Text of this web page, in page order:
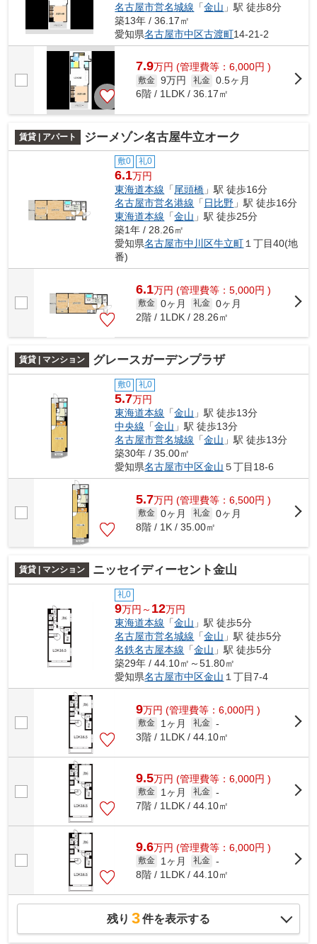
名古屋市営名城線 「金山 」駅 徒歩8分
築13年 / 36.17㎡
愛知県名古屋市中区古渡町14-21-2
7.9万円 (管理費等：6,000円 )
敷金 9万円 礼金 0.5ヶ月
6階 / 1LDK / 36.17㎡
賃貸 | アパート ジーメゾン名古屋牛立オーク
敷0 礼0
6.1万円
東海道本線 「尾頭橋 」駅 徒歩16分
名古屋市営名港線 「 日比野 」駅 徒歩16分
東海道本線 「金山 」駅 徒歩25分
築1年 / 28.26㎡
愛知県名古屋市中川区牛立町１丁目40(地
番)
6.1万円 (管理費等：5,000円 )
敷金 0ヶ月 礼金 0ヶ月
2階 / 1LDK / 28.26㎡
賃貸 | マンション グレースガーデンプラザ
敷0 礼0
5.7万円
東海道本線 「金山 」駅 徒歩13分
中央線 「金山 」駅 徒歩13分
名古屋市営名城線 「金山 」駅 徒歩13分
築30年 / 35.00㎡
愛知県名古屋市中区金山 ５丁目18-6
5.7万円 (管理費等：6,500円 )
敷金 0ヶ月 礼金 0ヶ月
8階 / 1K / 35.00㎡
賃貸 | マンション ニッセイディーセント金山
礼0
9万円～ 12万円
東海道本線 「金山 」駅 徒歩5分
名古屋市営名城線 「金山 」駅 徒歩5分
名鉄名古屋本線 「金山 」駅 徒歩5分
築29年 / 44.10㎡～51.80㎡
愛知県名古屋市中区金山 １丁目7-4
9万円 (管理費等：6,000円 )
敷金 1ヶ月 礼金 -
3階 / 1LDK / 44.10㎡
9.5万円 (管理費等：6,000円 )
敷金 1ヶ月 礼金 -
7階 / 1LDK / 44.10㎡
9.6万円 (管理費等：6,000円 )
敷金 1ヶ月 礼金 -
8階 / 1LDK / 44.10㎡
残り 3件を表示する